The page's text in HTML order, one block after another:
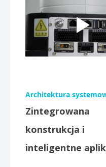
Architektura
Zintegrowana
konstrukcja i
inteligentne